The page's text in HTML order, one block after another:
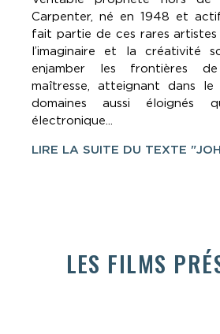
Carpenter, né en 1948 et
fait partie de ces rares
l’imaginaire et la créativité
enjamber les frontières
maîtresse, atteignant dans
domaines aussi éloignés
électronique...
LIRE LA SUITE DU TEXTE
LES FILMS